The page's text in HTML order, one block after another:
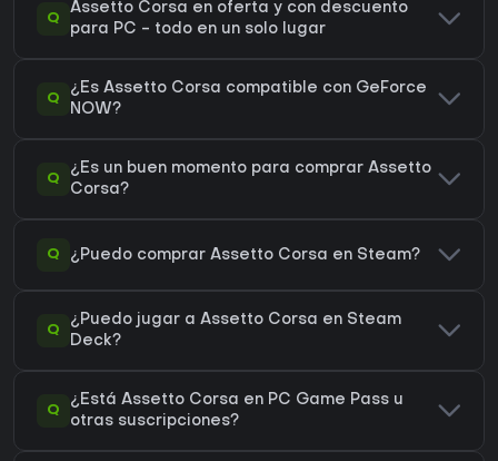
Q
Assetto Corsa en oferta y con descuento
para PC - todo en un solo lugar
Q
¿Es Assetto Corsa compatible con GeForce
NOW?
Q
¿Es un buen momento para comprar Assetto
Corsa?
Q ¿Puedo comprar Assetto Corsa en Steam?
Q
¿Puedo jugar a Assetto Corsa en Steam
Deck?
Q
¿Está Assetto Corsa en PC Game Pass u
otras suscripciones?